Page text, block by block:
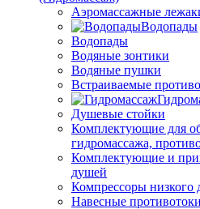
Аэромассажные
Водопады
Водопады
Водяные зонтики
Водяные пушки
Встраиваемые
Душевые стойки
Комплектующие для
гидромассажа,
Комплектующие и
душей
Компрессоры низкого
Навесные противотоки